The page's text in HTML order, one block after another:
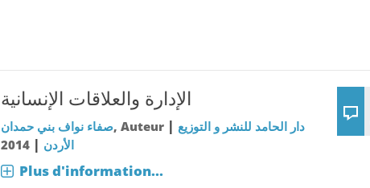
الإدارة والعلاقات الإنسانية
صفاء نواف بني حمدان, Auteur | دار الحامد للنشر و التوزيع
الأردن |
2014
Plus d'information...